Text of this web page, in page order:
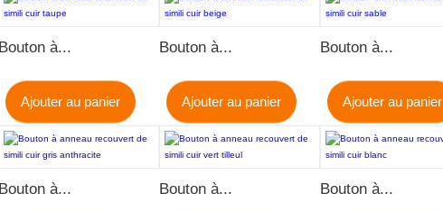
Bouton à...
Ajouter au panier
Bouton à...
Ajouter au panier
Bouton à...
Ajouter au panier
Bouton à... Bouton à... Bouton à...